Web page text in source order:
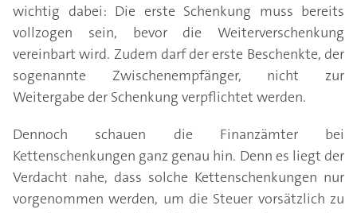
wichtig dabei: Die erste Schenkung muss bereits
vollzogen sein, bevor die Weiterverschenkung
vereinbart wird. Zudem darf der erste Beschenkte, der
sogenannte Zwischenempfänger, nicht zur
Weitergabe der Schenkung verpflichtet werden.
Dennoch schauen die Finanzämter bei
Kettenschenkungen ganz genau hin. Denn es liegt der
Verdacht nahe, dass solche Kettenschenkungen nur
vorgenommen werden, um die Steuer vorsätzlich zu